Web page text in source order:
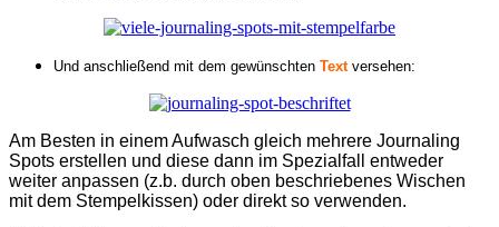
Und anschließend mit dem gewünschten Text versehen:
Am Besten in einem Aufwasch gleich mehrere Journaling
Spots erstellen und diese dann im Spezialfall entweder
weiter anpassen (z.b. durch oben beschriebenes Wischen
mit dem Stempelkissen) oder direkt so verwenden.